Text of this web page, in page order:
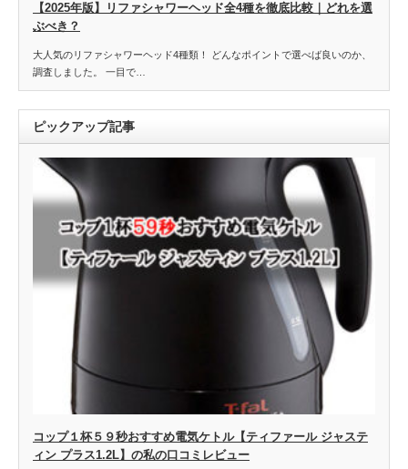
【2025年版】リファシャワーヘッド全4種を徹底比較｜どれを選
ぶべき？
大人気のリファシャワーヘッド4種類！ どんなポイントで選べば良いのか、
調査しました。 一目で…
ピックアップ記事
コップ１杯５９秒おすすめ電気ケトル【ティファール ジャステ
ィン プラス1.2L】の私の口コミレビュー